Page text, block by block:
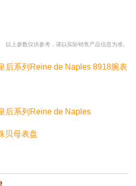
以上参数仅供参考，请以实际销售产品信息为准。
后系列Reine de Naples 8918腕表
后系列Reine de Naples
贝母表盘